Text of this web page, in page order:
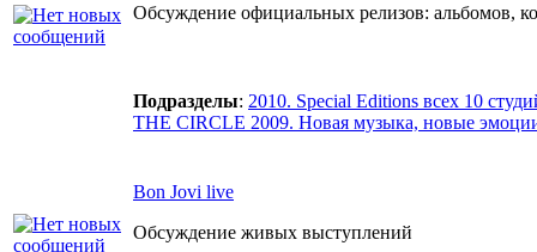
Обсуждение официальных релизов: альбомов,
Подразделы: 2010. Special Editions всех 10
THE CIRCLE 2009. Новая музыка, новые
Bon Jovi live
Обсуждение живых выступлений